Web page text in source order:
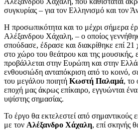
συγκυρίας – για τον Ελληνισμό και τον
Η προσωπικότητα και το μέχρι σήμερα
Αλέξανδρου Χάχαλη, – ο οποίος
σπούδασε, έδρασε και διακρίθηκε επί
στο χώρο του θεάτρου και της μουσικής,
προβάλλεται στην Ευρώπη και στην
ενθουσιώδη ανταπόκριση από το κοινό,
του μεγάλου ποιητή Κωστή Παλαμά, το
εποχή μας άκρως επίκαιρο, εγγυώνται ένα
υψίστης σημασίας.
Το έργο θα εκτελεστεί από σημαντικούς
με τον Αλέξανδρο Χάχαλη, επί σκηνής